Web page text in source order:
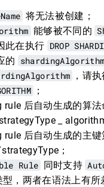
将无法被创建；
能够被不同的
此在执行 DROP
的 shardingAlgorithm
，请
；
rule 后自动生成的算
_
rule 后自动生成的主
；
Rule 同时支持
，两者在语法上有所